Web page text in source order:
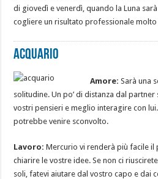
di giovedì e venerdì, quando la Luna
cogliere un risultato professionale molto
Acquario
Amore: Sarà una
solitudine. Un po’ di distanza dal
vostri pensieri e meglio interagire con
potrebbe venire sconvolto.
Lavoro: Mercurio vi renderà più facile il
chiarire le vostre idee. Se non ci
soli, fatevi aiutare dal vostro capo e dai